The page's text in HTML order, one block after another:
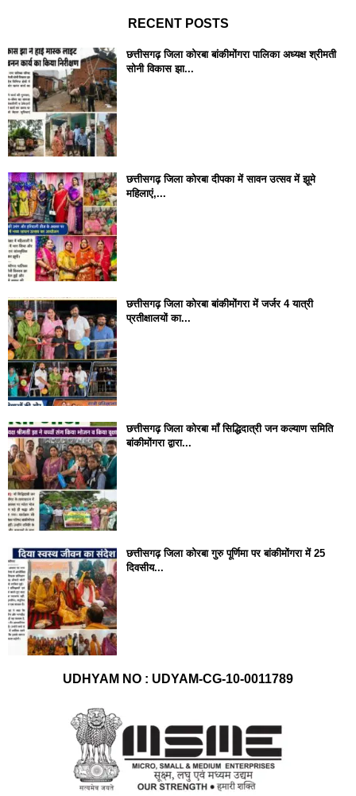
RECENT POSTS
छत्तीसगढ़ जिला कोरबा बांकीमोंगरा पालिका अध्यक्ष श्रीमती
सोनी विकास झा...
छत्तीसगढ़ जिला कोरबा दीपका में सावन उत्सव में झूमे
महिलाएं,...
छत्तीसगढ़ जिला कोरबा बांकीमोंगरा में जर्जर 4 यात्री
प्रतीक्षालयों का...
छत्तीसगढ़ जिला कोरबा मॉं सिद्धिदात्री जन कल्याण समिति
बांकीमोंगरा द्वारा...
छत्तीसगढ़ जिला कोरबा गुरु पूर्णिमा पर बांकीमोंगरा में 25
दिवसीय...
UDHYAM NO : UDYAM-CG-10-0011789